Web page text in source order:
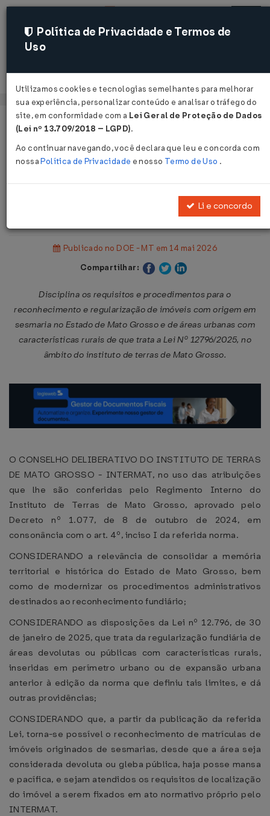
Acessar
Página Inicial
Legislações
Resolução Normativa INTERMAT
Nº 3 DE 14/05/2026
Publicado no DOE - MT em 14 mai 2026
Compartilhar:
Disciplina os requisitos e procedimentos para o
reconhecimento e regularização de imóveis com origem em
sesmaria no Estado de Mato Grosso e de áreas urbanas com
características rurais de que trata a Lei Nº 12796/2025, no
âmbito do instituto de terras de Mato Grosso.
O CONSELHO DELIBERATIVO DO INSTITUTO DE TERRAS
DE MATO GROSSO - INTERMAT, no uso das atribuições
que lhe são conferidas pelo Regimento Interno do
Instituto de Terras de Mato Grosso, aprovado pelo
Decreto nº 1.077, de 8 de outubro de 2024, em
consonância com o art. 4º, inciso I da referida norma.
CONSIDERANDO a relevância de consolidar a memória
territorial e histórica do Estado de Mato Grosso, bem
como de modernizar os procedimentos administrativos
destinados ao reconhecimento fundiário;
CONSIDERANDO as disposições da Lei nº 12.796, de 30
de janeiro de 2025, que trata da regularização fundiária de
áreas devolutas ou públicas com características rurais,
inseridas em perímetro urbano ou de expansão urbana
anterior à edição da norma que definiu tais limites, e dá
outras providências;
CONSIDERANDO que, a partir da publicação da referida
Lei, torna-se possível o reconhecimento de matrículas de
imóveis originados de sesmarias, desde que a área seja
considerada devoluta ou gleba pública, haja posse mansa
e pacífica, e sejam atendidos os requisitos de localização
do imóvel a serem fixados em ato normativo próprio pelo
INTERMAT.
Política de Privacidade e Termos de
Uso
Utilizamos cookies e tecnologias semelhantes para melhorar
sua experiência, personalizar conteúdo e analisar o tráfego do
site, em conformidade com a Lei Geral de Proteção de Dados
(Lei nº 13.709/2018 – LGPD).
Ao continuar navegando, você declara que leu e concorda com
nossaPolítica de Privacidade e nosso Termo de Uso .
Li e concordo